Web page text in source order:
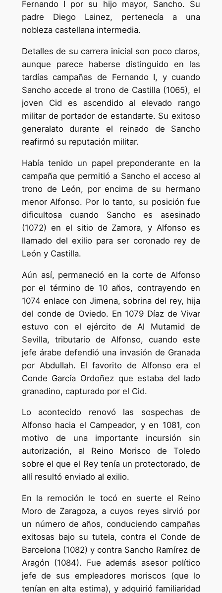
Fernando I por su hijo mayor, Sancho. Su
padre Diego Lainez, pertenecía a una
nobleza castellana intermedia.
Detalles de su carrera inicial son poco claros,
aunque parece haberse distinguido en las
tardías campañas de Fernando I, y cuando
Sancho accede al trono de Castilla (1065), el
joven Cid es ascendido al elevado rango
militar de portador de estandarte. Su exitoso
generalato durante el reinado de Sancho
reafirmó su reputación militar.
Había tenido un papel preponderante en la
campaña que permitió a Sancho el acceso al
trono de León, por encima de su hermano
menor Alfonso. Por lo tanto, su posición fue
dificultosa cuando Sancho es asesinado
(1072) en el sitio de Zamora, y Alfonso es
llamado del exilio para ser coronado rey de
León y Castilla.
Aún así, permaneció en la corte de Alfonso
por el término de 10 años, contrayendo en
1074 enlace con Jimena, sobrina del rey, hija
del conde de Oviedo. En 1079 Díaz de Vivar
estuvo con el ejército de Al Mutamid de
Sevilla, tributario de Alfonso, cuando este
jefe árabe defendió una invasión de Granada
por Abdullah. El favorito de Alfonso era el
Conde García Ordoñez que estaba del lado
granadino, capturado por el Cid.
Lo acontecido renovó las sospechas de
Alfonso hacia el Campeador, y en 1081, con
motivo de una importante incursión sin
autorización, al Reino Morisco de Toledo
sobre el que el Rey tenía un protectorado, de
allí resultó enviado al exilio.
En la remoción le tocó en suerte el Reino
Moro de Zaragoza, a cuyos reyes sirvió por
un número de años, conduciendo campañas
exitosas bajo su tutela, contra el Conde de
Barcelona (1082) y contra Sancho Ramírez de
Aragón (1084). Fue además asesor político
jefe de sus empleadores moriscos (que lo
tenían en alta estima), y adquirió familiaridad